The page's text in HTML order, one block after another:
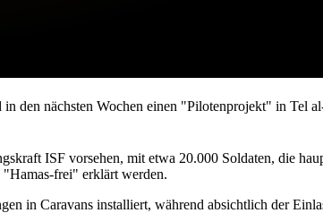
nächsten Wochen einen "Pilotenprojekt" in Tel
ISF vorsehen, mit etwa 20.000 Soldaten, die
"Hamas-frei" erklärt werden.
in Caravans installiert, während absichtlich der